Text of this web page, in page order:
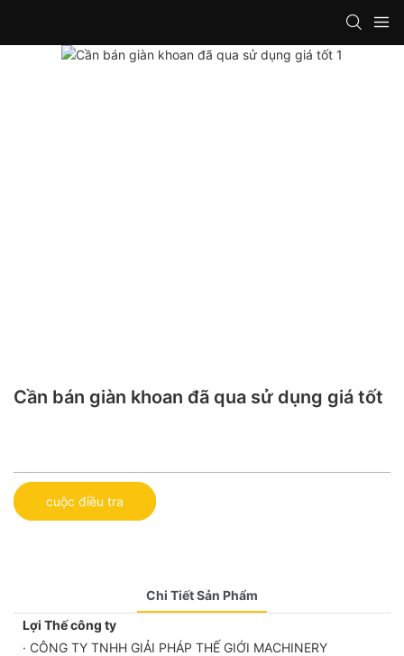
Cần bán giàn khoan đã qua sử dụng giá tốt
cuộc điều tra
Chi Tiết Sản Phẩm
Lợi Thế công ty
· CÔNG TY TNHH GIẢI PHÁP THẾ GIỚI MACHINERY